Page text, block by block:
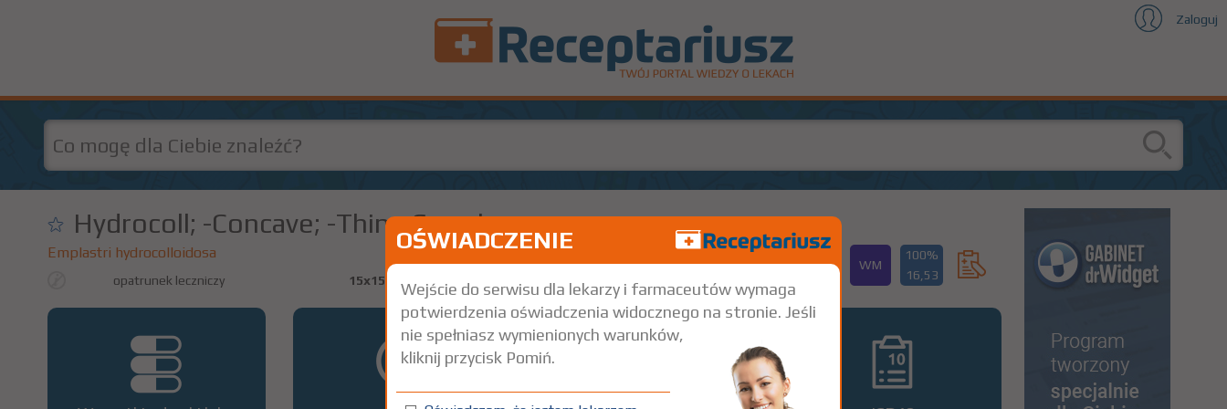
Zaloguj
Hydrocoll; -Concave; -Thin; -Sacral
Emplastri hydrocolloidosa
opatrunek leczniczy 15x15 cm Na skórę
WM
100%
16,53
OŚWIADCZENIE
Wejście do serwisu dla lekarzy i farmaceutów wymaga
potwierdzenia oświadczenia widocznego na stronie. Jeśli
nie spełniasz wymienionych warunków,
kliknij przycisk Pomiń.